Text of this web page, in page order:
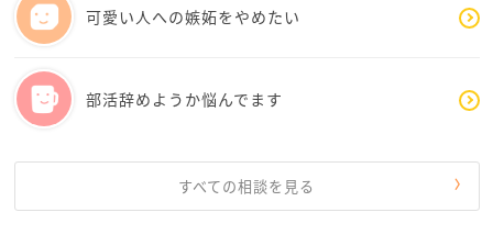
可愛い人への嫉妬をやめたい
部活辞めようか悩んでます
すべての相談を見る